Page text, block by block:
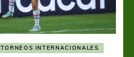
TORNEOS INTERNACIONALES